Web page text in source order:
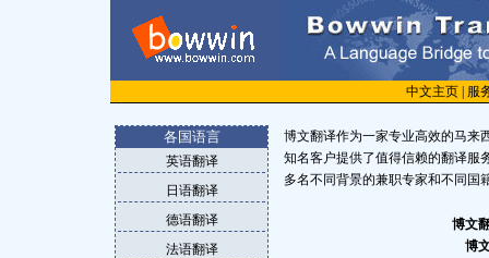
中文主页 服
各国语言
英语翻译
日语翻译
德语翻译
法语翻译
博文翻译作为一家专业高效的马来
知名客户提供了值得信赖的翻译服
多名不同背景的兼职专家和不同国
博文
博